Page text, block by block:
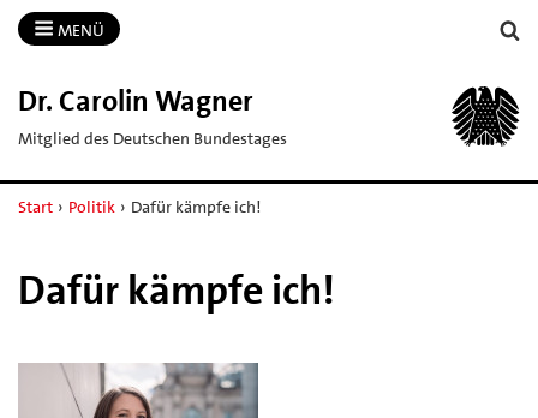
MENÜ
Dr.​ Carolin Wagner
Mitglied des Deutschen Bundestages
Start › Politik › Dafür kämpfe ich!
Dafür kämpfe ich!